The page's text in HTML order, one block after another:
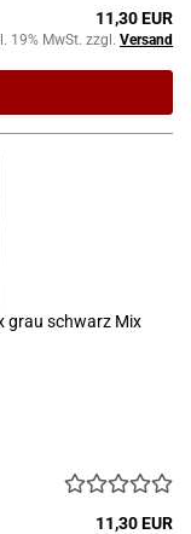
11,30 EUR
19% MwSt. zzgl. Versand
grau schwarz Mix
11,30 EUR